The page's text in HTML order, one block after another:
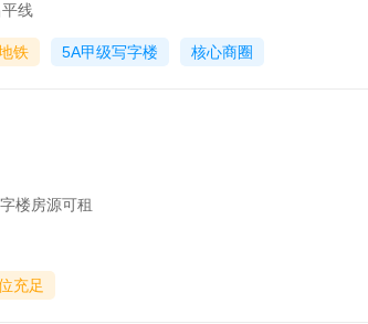
线
铁 5A甲级写字楼 核心商圈
楼房源可租
充足